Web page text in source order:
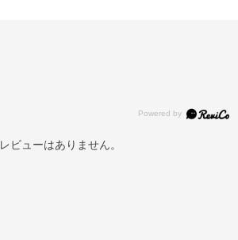
レビューはありません。